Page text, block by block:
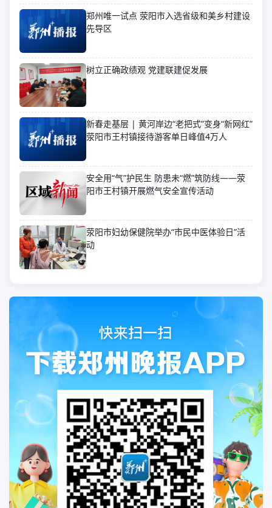
郑州唯一试点 荥阳市入选省级和美乡村建设
先导区
树立正确政绩观 党建联建促发展
新春走基层 | 黄河岸边“老把式”变身“新网红”
荥阳市王村镇接待游客单日峰值4万人
安全用“气”护民生 防患未“燃”筑防线——荥
阳市王村镇开展燃气安全宣传活动
荥阳市妇幼保健院举办“市民中医体验日”活
动